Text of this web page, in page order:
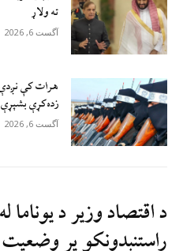
ته ولاړ
آگست 6, 2026
زده‌کړې
آگست 6, 2026
د اقتصاد وزیر د
راستنېدونکو پر